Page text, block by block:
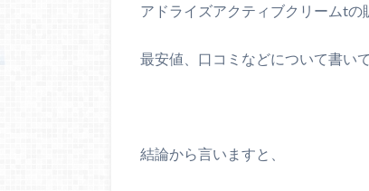
アドライズアクティブクリームtの
最安値、口コミなどについて書い
結論から言いますと、